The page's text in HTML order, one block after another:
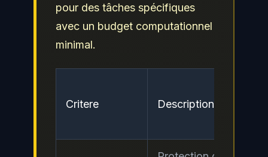
pour des tâches spécifiques
avec un budget computationnel
minimal.
Critere Description